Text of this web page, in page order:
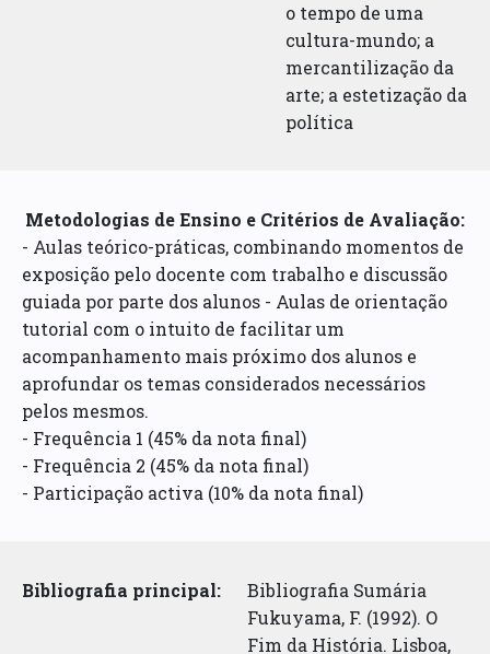
o tempo de uma
cultura-mundo; a
mercantilização da
arte; a estetização da
política
Metodologias de Ensino e Critérios de Avaliação:
- Aulas teórico-práticas, combinando momentos de
exposição pelo docente com trabalho e discussão
guiada por parte dos alunos - Aulas de orientação
tutorial com o intuito de facilitar um
acompanhamento mais próximo dos alunos e
aprofundar os temas considerados necessários
pelos mesmos.
- Frequência 1 (45% da nota final)
- Frequência 2 (45% da nota final)
- Participação activa (10% da nota final)
Bibliografia principal:
Bibliografia Sumária
Fukuyama, F. (1992). O
Fim da História. Lisboa,